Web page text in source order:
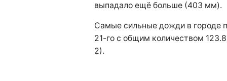
выпадало ещё больше (403 мм).
Самые сильные дожди в городе
21-го с общим количеством
2).